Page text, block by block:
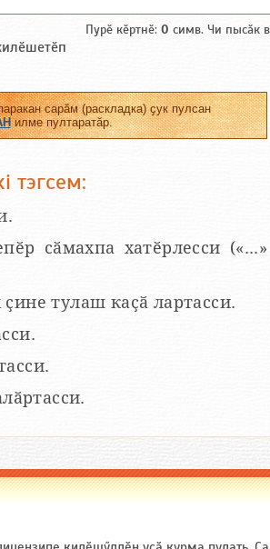
Пурӗ кӗртнӗ: 0 симв. Чи пысӑк
сарӑм (раскладка) ҫук пулсан
илме пултаратӑр.
тэгсем:
сӑмахпа хатӗрлесси
ҫине тулаш каҫӑ лартасси.